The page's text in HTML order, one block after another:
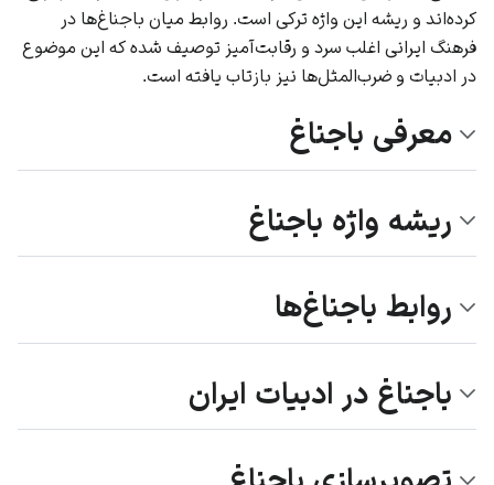
کرده‌اند و ریشه این واژه ترکی است. روابط میان باجناغ‌ها در
فرهنگ ایرانی اغلب سرد و رقابت‌آمیز توصیف شده که این موضوع
در ادبیات و ضرب‌المثل‌ها نیز بازتاب یافته است.
معرفی باجناغ
ریشه واژه باجناغ
روابط باجناغ‌ها
باجناغ در ادبیات ایران